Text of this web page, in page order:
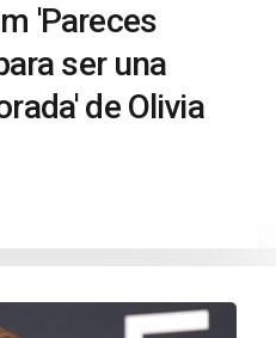
'Pareces
ser una
de Olivia